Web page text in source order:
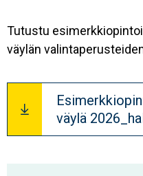
Tutustu
väylän
Document
väylä